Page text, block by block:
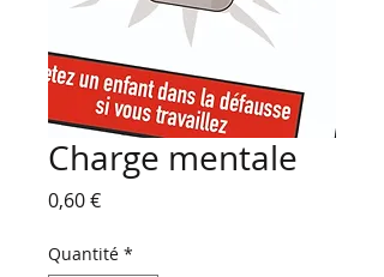
Charge mentale
0,60 €Prix
Quantité *